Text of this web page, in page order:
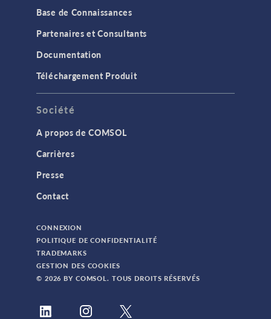
Base de Connaissances
Partenaires et Consultants
Documentation
Téléchargement Produit
Société
A propos de COMSOL
Carrières
Presse
Contact
CONNEXION
POLITIQUE DE CONFIDENTIALITÉ
TRADEMARKS
GESTION DES COOKIES
© 2026 BY COMSOL. TOUS DROITS RÉSERVÉS